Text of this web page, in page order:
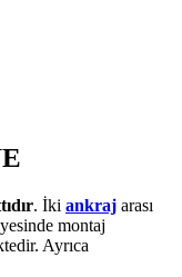
. İki ankraj arası
montaj
Ayrıca